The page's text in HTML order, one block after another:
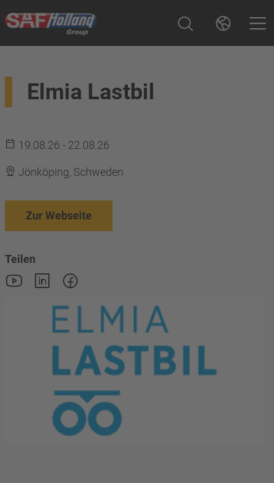
Elmia Lastbil
19.08.26 - 22.08.26
Jönköping, Schweden
Zur Webseite
Teilen